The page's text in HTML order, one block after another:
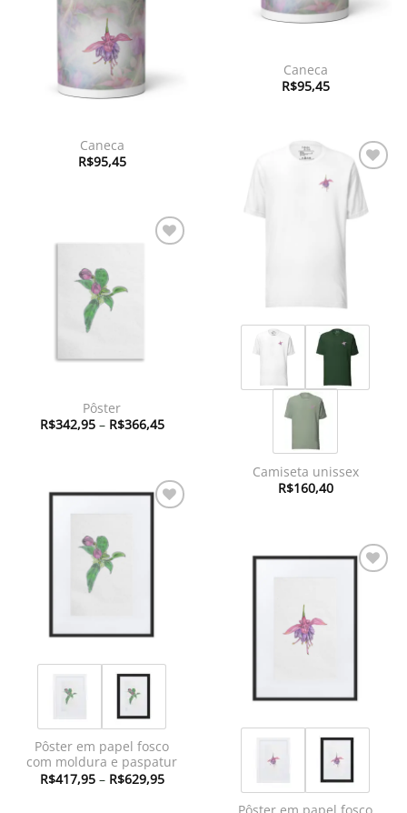
Caneca
R$95,45
à lista de
desejos
Caneca
R$95,45
Adicionar
à lista de
desejos
Camiseta unissex
R$160,40
Pôster
R$342,95 – R$366,45Faixa
de
R$366,45
Pôster em papel fosco
com moldura e paspatur
R$417,95 – R$629,95Faixa
de